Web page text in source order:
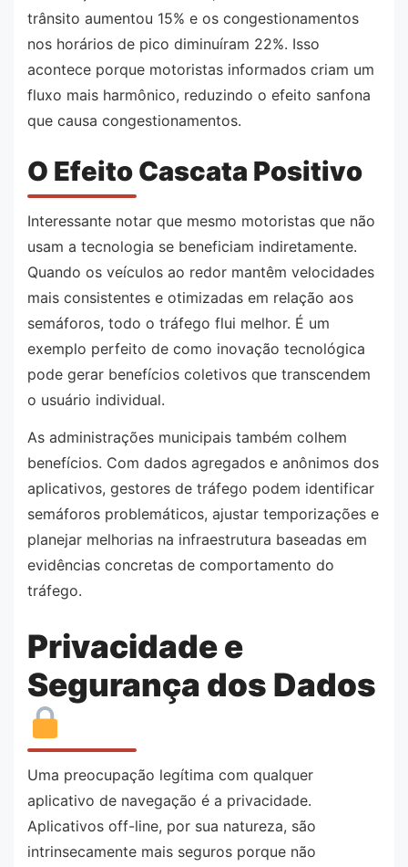
trânsito aumentou 15% e os congestionamentos
nos horários de pico diminuíram 22%. Isso
acontece porque motoristas informados criam um
fluxo mais harmônico, reduzindo o efeito sanfona
que causa congestionamentos.
O Efeito Cascata Positivo
Interessante notar que mesmo motoristas que não
usam a tecnologia se beneficiam indiretamente.
Quando os veículos ao redor mantêm velocidades
mais consistentes e otimizadas em relação aos
semáforos, todo o tráfego flui melhor. É um
exemplo perfeito de como inovação tecnológica
pode gerar benefícios coletivos que transcendem
o usuário individual.
As administrações municipais também colhem
benefícios. Com dados agregados e anônimos dos
aplicativos, gestores de tráfego podem identificar
semáforos problemáticos, ajustar temporizações e
planejar melhorias na infraestrutura baseadas em
evidências concretas de comportamento do
tráfego.
Privacidade e
Segurança dos Dados
Uma preocupação legítima com qualquer
aplicativo de navegação é a privacidade.
Aplicativos off-line, por sua natureza, são
intrinsecamente mais seguros porque não